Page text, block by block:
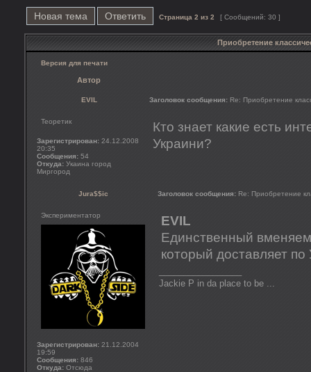
Новая тема Ответить Страница 2 из 2 [ Сообщений: 30 ]
Приобретение
Версия для печати
Автор
EVIL Заголовок сообщения: Re: Приобретение
Теоретик
Зарегистрирован: 24.12.2008
20:35
Сообщения: 54
Откуда: Укаина город
Миргород
Кто знает какие есть
Украини?
Jura$$ic Заголовок сообщения: Re: Приобретение
Экспериментатор
Зарегистрирован: 21.12.2004
19:59
Сообщения: 846
Откуда: Отсюда
EVIL
Единственный
который доставляет
Jackie P in da place to be ...